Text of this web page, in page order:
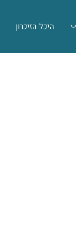
היכל הזיכרון